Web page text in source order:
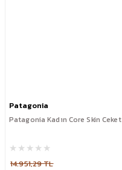
Patagonia
Patagonia Kadın Core Skin Ceket
14.951,29 TL